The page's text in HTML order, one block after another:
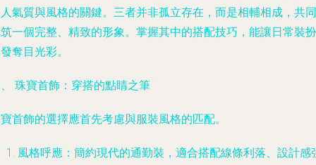
氣質與風格的關鍵。三者并非孤立存在，而是相輔相成，共同
一個完整、精致的形象。掌握其中的搭配技巧，能讓日常裝扮
奪目光彩。
珠寶首飾：穿搭的點睛之筆
首飾的選擇應首先考慮與服裝風格的匹配。
風格呼應 ：簡約現代的通勤裝，適合搭配線條利落、設計感